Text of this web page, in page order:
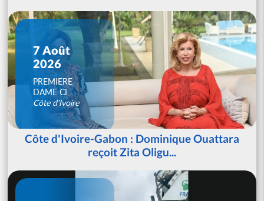
7 Août
2026
PREMIERE
DAME CI
Côte d'Ivoire
Côte d'Ivoire-Gabon : Dominique Ouattara
reçoit Zita Oligu...